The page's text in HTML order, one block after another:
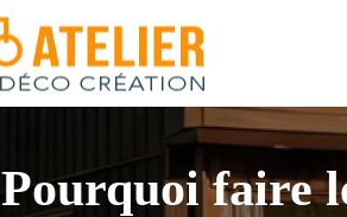
Pourquoi faire